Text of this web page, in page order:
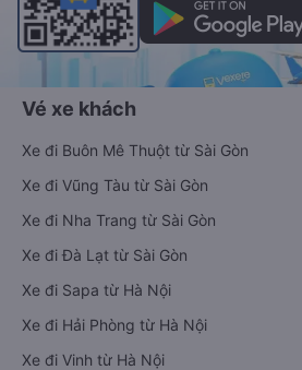
Vé xe khách
Xe đi Buôn Mê Thuột từ Sài Gòn
Xe đi Vũng Tàu từ Sài Gòn
Xe đi Nha Trang từ Sài Gòn
Xe đi Đà Lạt từ Sài Gòn
Xe đi Sapa từ Hà Nội
Xe đi Hải Phòng từ Hà Nội
Xe đi Vinh từ Hà Nội